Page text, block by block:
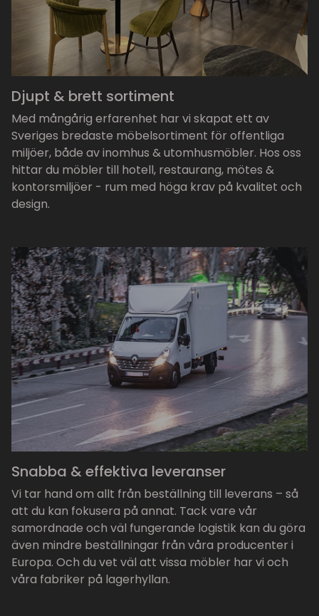
Djupt & brett sortiment
Med mångårig erfarenhet har vi skapat ett av
Sveriges bredaste möbelsortiment för offentliga
miljöer, både av inomhus & utomhusmöbler. Hos oss
hittar du möbler till hotell, restaurang, mötes &
kontorsmiljöer - rum med höga krav på kvalitet och
design.
Snabba & effektiva leveranser
Vi tar hand om allt från beställning till leverans – så
att du kan fokusera på annat. Tack vare vår
samordnade och väl fungerande logistik kan du göra
även mindre beställningar från våra producenter i
Europa. Och du vet väl att vissa möbler har vi och
våra fabriker på lagerhyllan.